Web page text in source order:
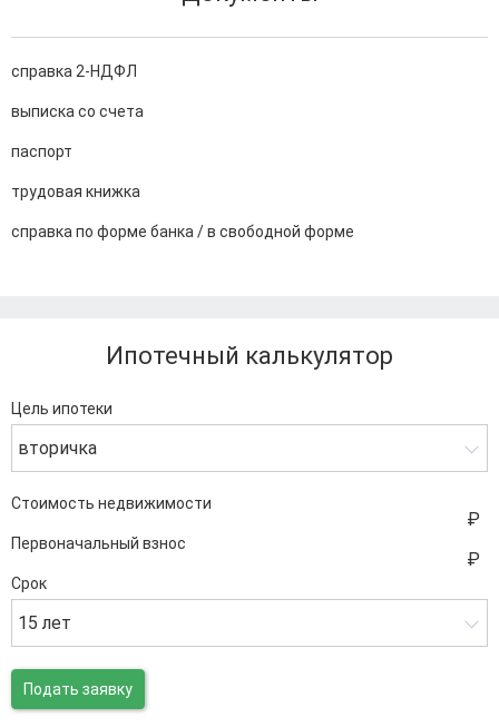
справка 2-НДФЛ
выписка со счета
паспорт
трудовая книжка
справка по форме банка / в свободной форме
Ипотечный калькулятор
Цель ипотеки
вторичка
Стоимость недвижимости
Первоначальный взнос
Срок
15 лет
Подать заявку